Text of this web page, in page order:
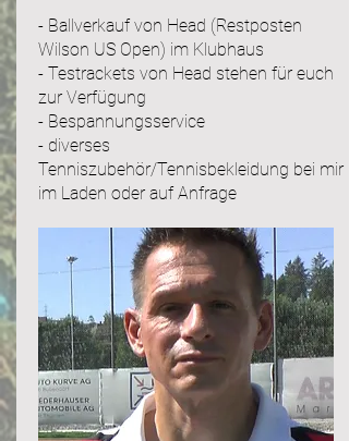
- Ballverkauf von Head (Restposten
Wilson US Open) im Klubhaus
- Testrackets von Head stehen für euch
zur Verfügung
- Bespannungsservice
- diverses
Tenniszubehör/Tennisbekleidung bei mir
im Laden oder auf Anfrage